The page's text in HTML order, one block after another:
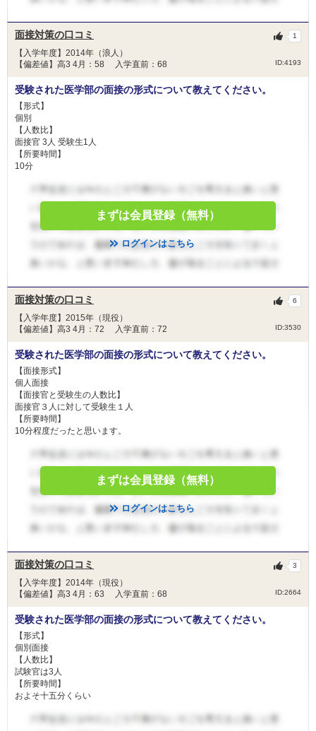
面接対策の口コミ
【入学年度】2014年（浪人）
【偏差値】高3 4月：58 入学直前：68
ID:4193
1
受験された医学部の面接の形式について教えてください。
【形式】
個別
【人数比】
面接官 3人 受験生1人
【所要時間】
10分
まずは会員登録（無料）
ログインはこちら
面接対策の口コミ
【入学年度】2015年（現役）
【偏差値】高3 4月：72 入学直前：72
ID:3530
6
受験された医学部の面接の形式について教えてください。
【面接形式】
個人面接
【面接官と受験生の人数比】
面接官３人に対して受験生１人
【所要時間】
10分程度だったと思います。
まずは会員登録（無料）
ログインはこちら
面接対策の口コミ
【入学年度】2014年（現役）
【偏差値】高3 4月：63 入学直前：68
ID:2664
3
受験された医学部の面接の形式について教えてください。
【形式】
個別面接
【人数比】
試験官は3人
【所要時間】
およそ十五分くらい